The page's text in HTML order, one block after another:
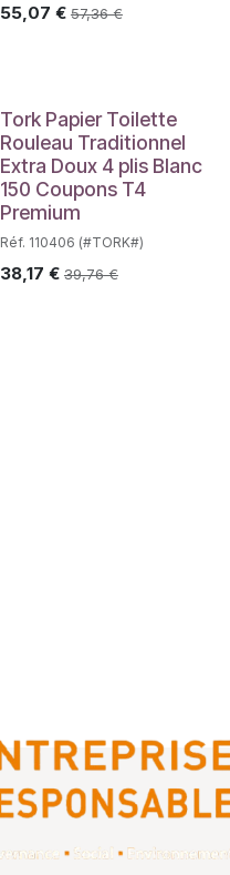
55,07 € 57,36€
Tork Papier Toilette
Rouleau Traditionnel
Extra Doux 4 plis Blanc
150 Coupons T4
Premium
Réf. 110406 (#TORK#)
38,17 € 39,76€